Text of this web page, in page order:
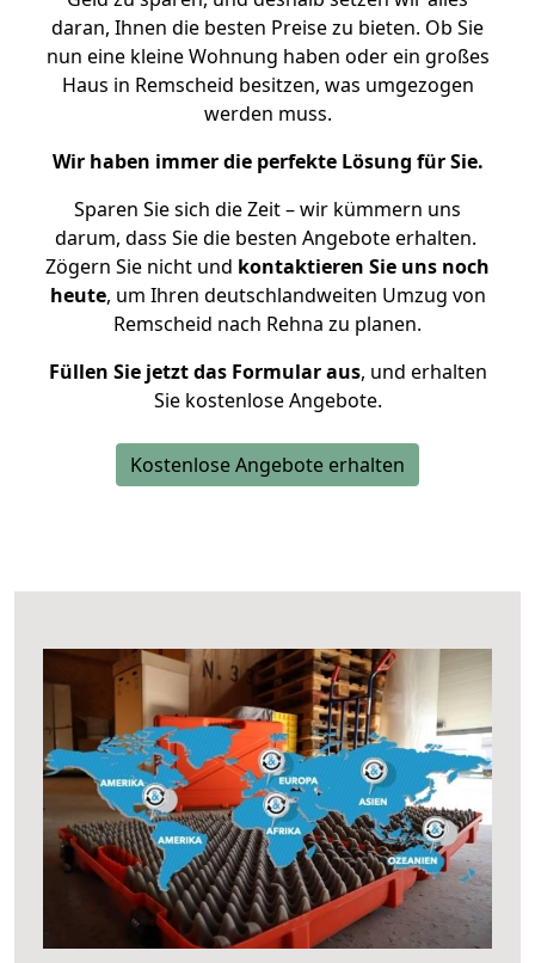
daran, Ihnen die besten Preise zu bieten. Ob Sie
nun eine kleine Wohnung haben oder ein großes
Haus in Remscheid besitzen, was umgezogen
werden muss.
Wir haben immer die perfekte Lösung für Sie.
Sparen Sie sich die Zeit – wir kümmern uns
darum, dass Sie die besten Angebote erhalten.
Zögern Sie nicht und kontaktieren Sie uns noch
heute, um Ihren deutschlandweiten Umzug von
Remscheid nach Rehna zu planen.
Füllen Sie jetzt das Formular aus, und erhalten
Sie kostenlose Angebote.
Kostenlose Angebote erhalten